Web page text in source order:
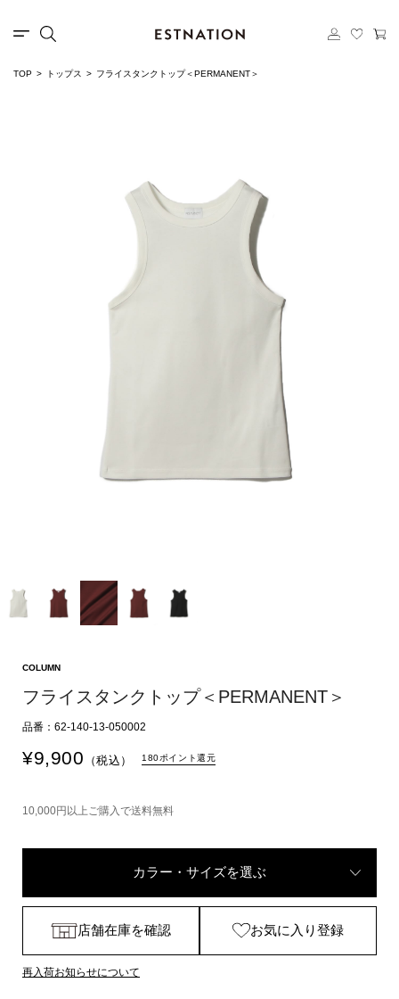
TOP トップス フライスタンクトップ＜PERMANENT＞
COLUMN
フライスタンクトップ＜PERMANENT＞
品番：62-140-13-050002
¥9,900 （税込） 180ポイント還元
10,000円以上ご購入で送料無料
カラー・サイズを選ぶ
店舗在庫を確認 お気に入り登録
再入荷お知らせについて